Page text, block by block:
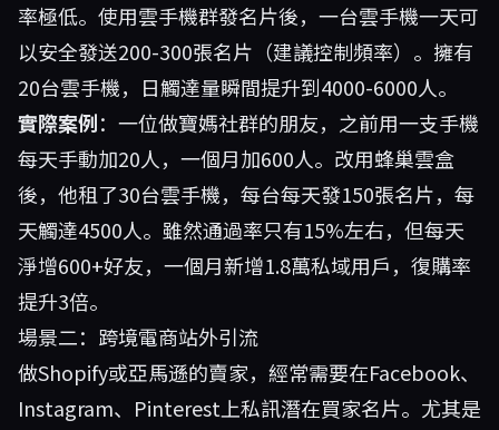
率極低。使用雲手機群發名片後，一台雲手機一天可
以安全發送200-300張名片（建議控制頻率）。擁有
20台雲手機，日觸達量瞬間提升到4000-6000人。
實際案例：一位做寶媽社群的朋友，之前用一支手機
每天手動加20人，一個月加600人。改用蜂巢雲盒
後，他租了30台雲手機，每台每天發150張名片，每
天觸達4500人。雖然通過率只有15%左右，但每天
淨增600+好友，一個月新增1.8萬私域用戶，復購率
提升3倍。
場景二：跨境電商站外引流
做Shopify或亞馬遜的賣家，經常需要在Facebook、
Instagram、Pinterest上私訊潛在買家名片。尤其是